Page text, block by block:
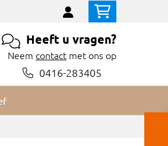
Heeft u vragen?
Neem contact met ons op
0416-283405